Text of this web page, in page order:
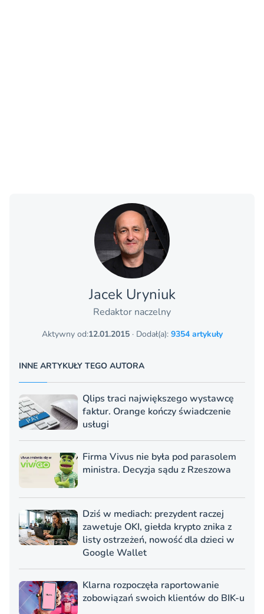
Jacek Uryniuk
Redaktor naczelny
Aktywny od:12.01.2015· Dodał(a): 9354 artykuły
INNE ARTYKUŁY TEGO AUTORA
Qlips traci największego wystawcę
faktur. Orange kończy świadczenie
usługi
Firma Vivus nie była pod parasolem
ministra. Decyzja sądu z Rzeszowa
Dziś w mediach: prezydent raczej
zawetuje OKI, giełda krypto znika z
listy ostrzeżeń, nowość dla dzieci w
Google Wallet
Klarna rozpoczęła raportowanie
zobowiązań swoich klientów do BIK-u